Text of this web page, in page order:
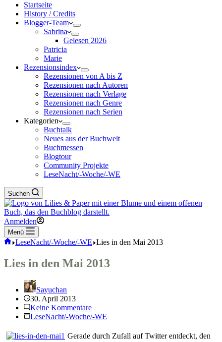
Startseite
History / Credits
Blogger-Team
Sabrina
Gelesen 2026
Patricia
Marie
Rezensionsindex
Rezensionen von A bis Z
Rezensionen nach Autoren
Rezensionen nach Verlage
Rezensionen nach Genre
Rezensionen nach Serien
Kategorien
Buchtalk
Neues aus der Buchwelt
Buchmessen
Blogtour
Community Projekte
LeseNacht/-Woche/-WE
Suchen
Anmelden
Menü
Start
LeseNacht/-Woche/-WE Lies in den Mai 2013
Lies in den Mai 2013
Sayuchan
30. April 2013
Keine Kommentare
LeseNacht/-Woche/-WE
Gerade durch Zufall auf Twitter entdeckt, den